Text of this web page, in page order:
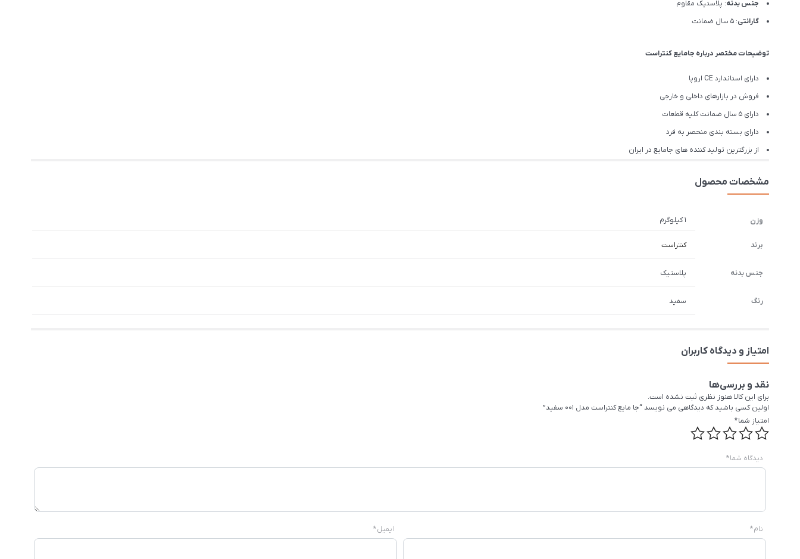
جنس بدنه: پلاستیک مقاوم
گارانتی: 5 سال ضمانت
توضیحات مختصر درباره جامایع کنتراست
دارای استاندارد CE اروپا
فروش در بازارهای داخلی و خارجی
دارای 5 سال ضمانت کلیه قطعات
دارای بسته بندی منحصر به فرد
از بزرگترین تولید کننده های جامایع در ایران
مشخصات محصول
وزن 1 کیلوگرم
برند کنتراست
جنس بدنه پلاستیک
رنگ سفید
امتیاز و دیدگاه کاربران
نقد و بررسی‌ها
برای این کالا هنوز نظری ثبت نشده است.
اولین کسی باشید که دیدگاهی می نویسد “جا مایع کنتراست مدل 001 سفید”
امتیاز شما*
دیدگاه شما*
نام* ایمیل*